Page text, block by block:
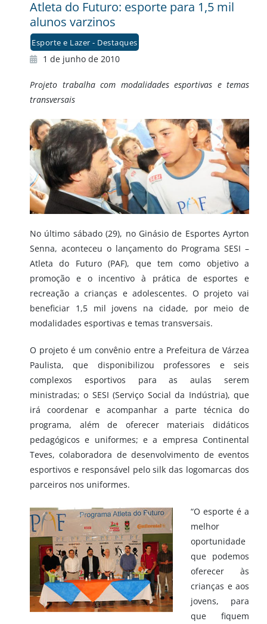
Atleta do Futuro: esporte para 1,5 mil
alunos varzinos
Esporte e Lazer - Destaques
1 de junho de 2010
Projeto trabalha com modalidades esportivas e temas
transversais
No último sábado (29), no Ginásio de Esportes Ayrton
Senna, aconteceu o lançamento do Programa SESI –
Atleta do Futuro (PAF), que tem como objetivo a
promoção e o incentivo à prática de esportes e
recreação a crianças e adolescentes. O projeto vai
beneficiar 1,5 mil jovens na cidade, por meio de
modalidades esportivas e temas transversais.
O projeto é um convênio entre a Prefeitura de Várzea
Paulista, que disponibilizou professores e seis
complexos esportivos para as aulas serem
ministradas; o SESI (Serviço Social da Indústria), que
irá coordenar e acompanhar a parte técnica do
programa, além de oferecer materiais didáticos
pedagógicos e uniformes; e a empresa Continental
Teves, colaboradora de desenvolvimento de eventos
esportivos e responsável pelo silk das logomarcas dos
parceiros nos uniformes.
“O esporte é a
melhor
oportunidade
que podemos
oferecer às
crianças e aos
jovens, para
que fiquem